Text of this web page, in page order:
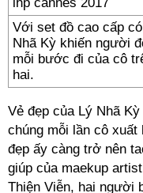
Với set đồ cao cấp
Nhã Kỳ khiến người
mỗi bước đi của cô
hai.
Vẻ đẹp của Lý Nhã
chúng mỗi lần cô xuất
đẹp ấy càng trở nên
giúp của maekup
Thiện Viễn, hai người